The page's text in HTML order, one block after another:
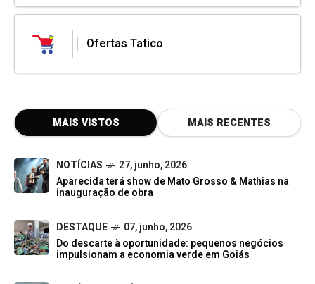
Ofertas Tatico
MAIS VISTOS MAIS RECENTES
NOTÍCIAS
27, junho, 2026
Aparecida terá show de Mato Grosso & Mathias na
inauguração de obra
DESTAQUE
07, junho, 2026
Do descarte à oportunidade: pequenos negócios
impulsionam a economia verde em Goiás